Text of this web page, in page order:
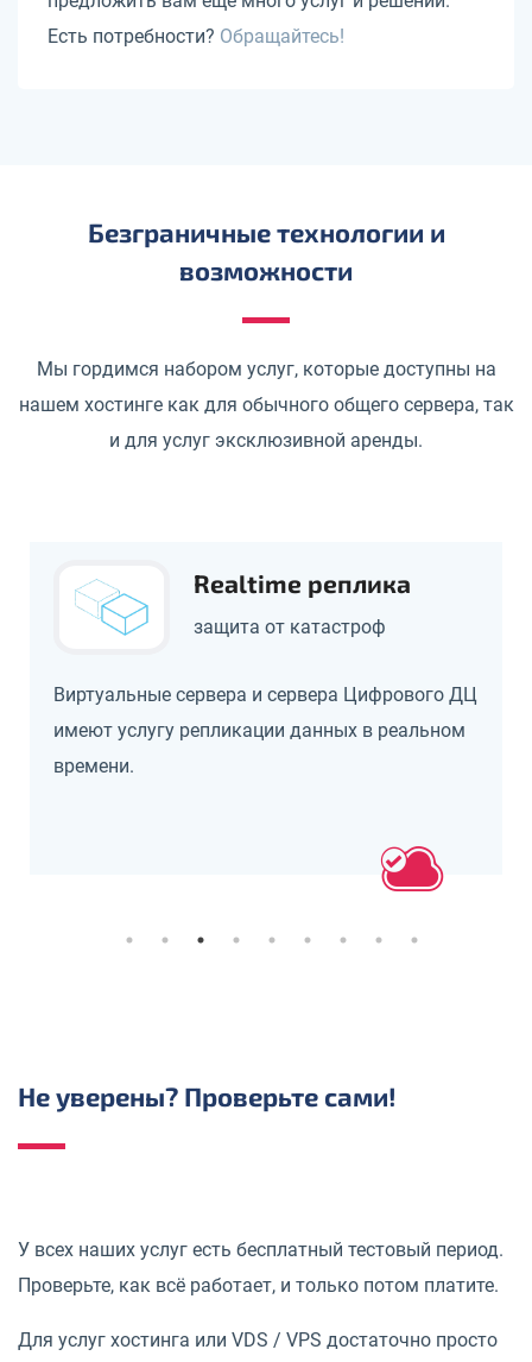
Есть потребности? Обращайтесь!
Безграничные технологии и
возможности
Мы гордимся набором услуг, которые доступны на
нашем хостинге как для обычного общего сервера, так
и для услуг эксклюзивной аренды.
Realtime реплика
защита от катастроф
Виртуальные сервера и сервера Цифрового ДЦ
имеют услугу репликации данных в реальном
времени.
Не уверены? Проверьте сами!
У всех наших услуг есть бесплатный тестовый период.
Проверьте, как всё работает, и только потом платите.
Для услуг хостинга или VDS / VPS достаточно просто